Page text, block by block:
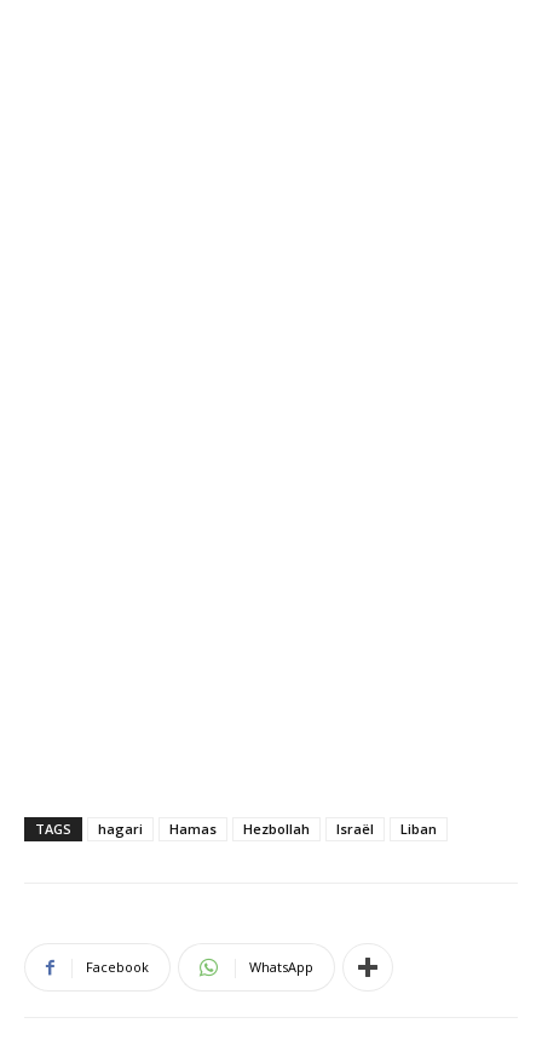
TAGS hagari Hamas Hezbollah Israël Liban
Facebook WhatsApp